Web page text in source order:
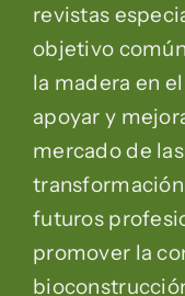
revistas
objetivo
la madera en
apoyar y
mercado de
futuros
promover la